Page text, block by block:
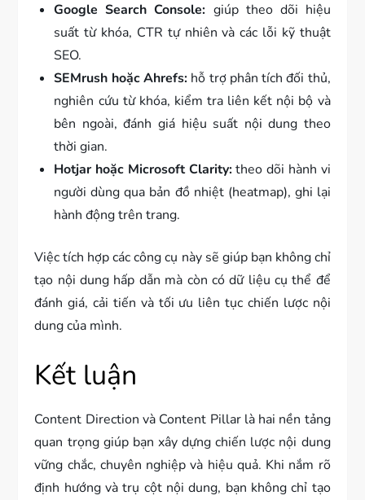
Google Search Console: giúp theo dõi hiệu
suất từ khóa, CTR tự nhiên và các lỗi kỹ thuật
SEO.
SEMrush hoặc Ahrefs:hỗ trợ phân tích đối thủ,
nghiên cứu từ khóa, kiểm tra liên kết nội bộ và
bên ngoài, đánh giá hiệu suất nội dung theo
thời gian.
Hotjar hoặc Microsoft Clarity:theo dõi hành vi
người dùng qua bản đồ nhiệt (heatmap), ghi lại
hành động trên trang.
Việc tích hợp các công cụ này sẽ giúp bạn không chỉ
tạo nội dung hấp dẫn mà còn có dữ liệu cụ thể để
đánh giá, cải tiến và tối ưu liên tục chiến lược nội
dung của mình.
Kết luận
Content Direction và Content Pillar là hai nền tảng
quan trọng giúp bạn xây dựng chiến lược nội dung
vững chắc, chuyên nghiệp và hiệu quả. Khi nắm rõ
định hướng và trụ cột nội dung, bạn không chỉ tạo